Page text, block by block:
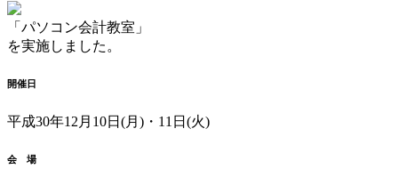
「パソコン会計教室」
を実施しました。
開催日
平成30年12月10日(月)・11日(火)
会 場